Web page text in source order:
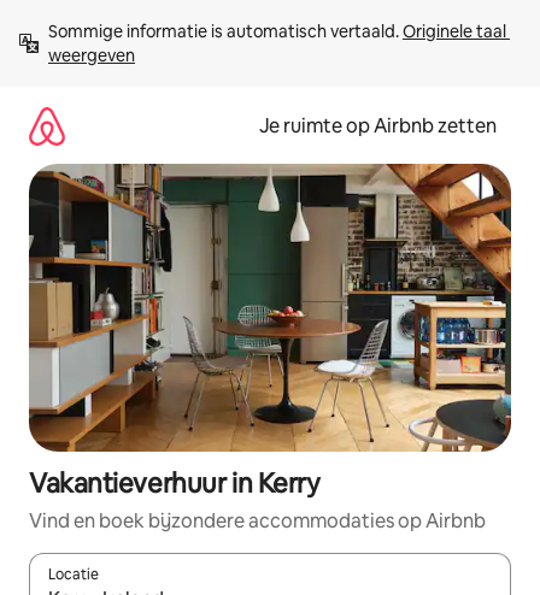
direct
naar
Sommige informatie is automatisch vertaald. Originele taal
weergeven
Je ruimte op Airbnb zetten
Vakantieverhuur in Kerry
Vind en boek bijzondere accommodaties op Airbnb
Locatie